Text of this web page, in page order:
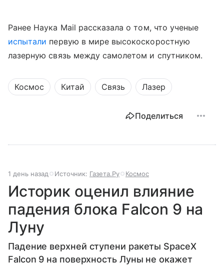
Ранее Наука Mail рассказала о том, что ученые
испытали первую в мире высокоскоростную
лазерную связь между самолетом и спутником.
Космос Китай Связь Лазер
Поделиться
1 день назад Источник: Газета.Ру Космос
Историк оценил влияние
падения блока Falcon 9 на
Луну
Падение верхней ступени ракеты SpaceX
Falcon 9 на поверхность Луны не окажет